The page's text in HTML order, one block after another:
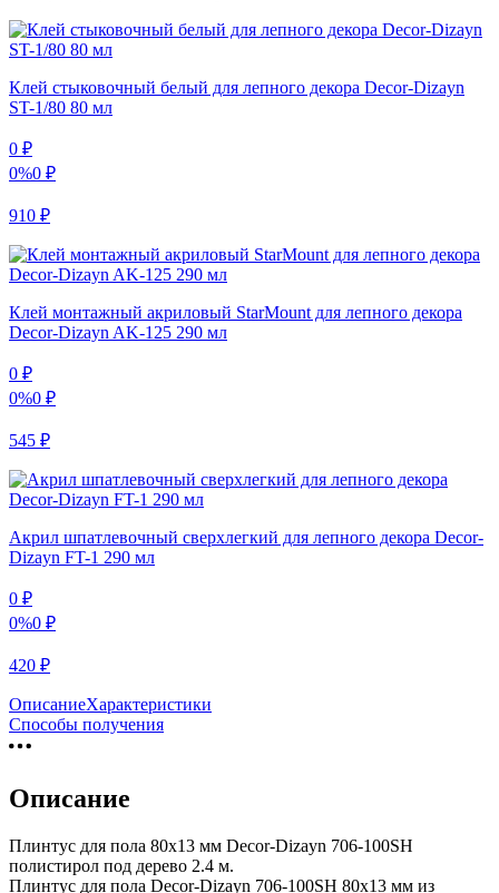
Клей стыковочный белый для лепного декора Decor-Dizayn
ST-1/80 80 мл
0 ₽
0%0 ₽
910 ₽
Клей монтажный акриловый StarMount для лепного декора
Decor-Dizayn AK-125 290 мл
0 ₽
0%0 ₽
545 ₽
Акрил шпатлевочный сверхлегкий для лепного декора Decor-
Dizayn FT-1 290 мл
0 ₽
0%0 ₽
420 ₽
ОписаниеХарактеристики
Способы получения
Описание
Плинтус для пола 80х13 мм Decor-Dizayn 706-100SH
полистирол под дерево 2.4 м.
Плинтус для пола Decor-Dizayn 706-100SH 80х13 мм из